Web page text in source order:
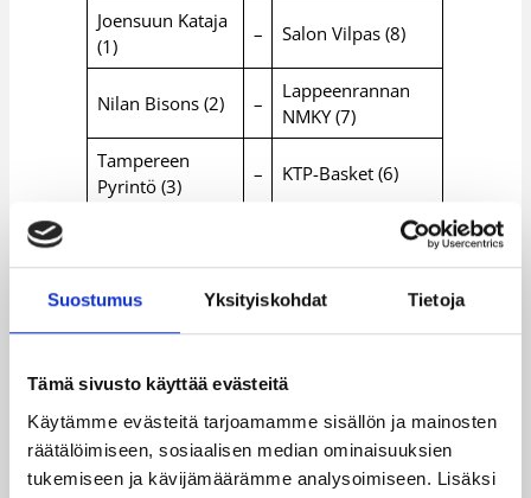
Suostumus Yksityiskohdat Tietoja
Tämä sivusto käyttää evästeitä
Käytämme evästeitä tarjoamamme sisällön ja mainosten
räätälöimiseen, sosiaalisen median ominaisuuksien
tukemiseen ja kävijämäärämme analysoimiseen. Lisäksi
Joensuun Kataja
(1)
– Salon Vilpas (8)
Nilan Bisons (2) –
Lappeenrannan
NMKY (7)
Tampereen
Pyrintö (3)
– KTP-Basket (6)
Torpan Pojat (5)
Lisätiedot:Korisliigan sarjataulukko ja tilastot